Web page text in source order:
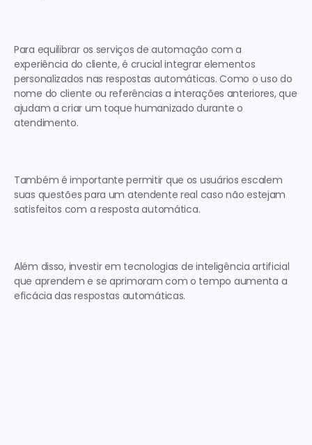
Para equilibrar os serviços de automação com a
experiência do cliente, é crucial integrar elementos
personalizados nas respostas automáticas. Como o uso do
nome do cliente ou referências a interações anteriores, que
ajudam a criar um toque humanizado durante o
atendimento.
Também é importante permitir que os usuários escalem
suas questões para um atendente real caso não estejam
satisfeitos com a resposta automática.
Além disso, investir em tecnologias de inteligência artificial
que aprendem e se aprimoram com o tempo aumenta a
eficácia das respostas automáticas.